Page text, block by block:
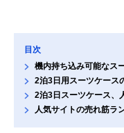
目次
機内持ち込み可能なス
2泊3日用スーツケース
2泊3日スーツケース、
人気サイトの売れ筋ラ